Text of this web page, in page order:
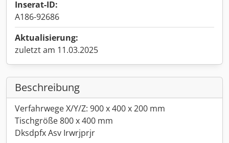
Inserat-ID:
A186-92686
Aktualisierung:
zuletzt am 11.03.2025
Beschreibung
Verfahrwege X/Y/Z: 900 x 400 x 200 mm
Tischgröße 800 x 400 mm
Dksdpfx Asv Irwrjprjr